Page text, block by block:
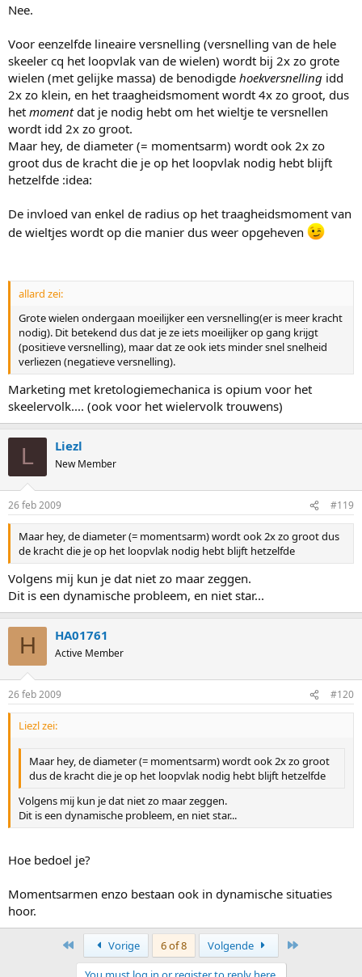
Nee.
Voor eenzelfde lineaire versnelling (versnelling van de hele
skeeler cq het loopvlak van de wielen) wordt bij 2x zo grote
wielen (met gelijke massa) de benodigde hoekversnelling idd
2x zo klein, en het traagheidsmoment wordt 4x zo groot, dus
het momentdat je nodig hebt om het wieltje te versnellen
wordt idd 2x zo groot.
Maar hey, de diameter (= momentsarm) wordt ook 2x zo
groot dus de kracht die je op het loopvlak nodig hebt blijft
hetzelfde :idea:
De invloed van enkel de radius op het traagheidsmoment van
de wieltjes wordt op die manier dus weer opgeheven
allard zei:
Grote wielen ondergaan moeilijker een versnelling(er is meer kracht
nodig). Dit betekend dus dat je ze iets moeilijker op gang krijgt
(positieve versnelling), maar dat ze ook iets minder snel snelheid
verliezen (negatieve versnelling).
Marketing met kretologiemechanica is opium voor het
skeelervolk.... (ook voor het wielervolk trouwens)
L Liezl
New Member
26 feb 2009 #119
Maar hey, de diameter (= momentsarm) wordt ook 2x zo groot dus
de kracht die je op het loopvlak nodig hebt blijft hetzelfde
Volgens mij kun je dat niet zo maar zeggen.
Dit is een dynamische probleem, en niet star...
H HA01761
Active Member
26 feb 2009 #120
Liezl zei:
Maar hey, de diameter (= momentsarm) wordt ook 2x zo groot
dus de kracht die je op het loopvlak nodig hebt blijft hetzelfde
Volgens mij kun je dat niet zo maar zeggen.
Dit is een dynamische probleem, en niet star...
Hoe bedoel je?
Momentsarmen enzo bestaan ook in dynamische situaties
hoor.
Vorige 6 of 8 Volgende